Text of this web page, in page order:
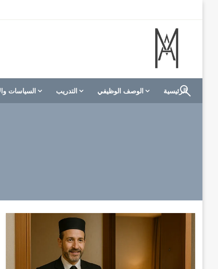
M A hotels | إم ايه هوتيلز
الموقع الأول للعاملين في الفنادق في العالم العربي
الرئيسية الوصف الوظيفي التدريب السياسات